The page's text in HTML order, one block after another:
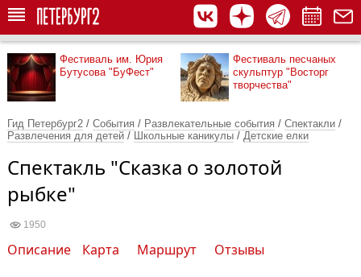
Фестиваль им. Юрия
Бутусова "БуФест"
Фестиваль песчаных
скульптур "Восторг
творчества"
Гид Петербург2 / События / Развлекательные события / Спектакли /
Развлечения для детей / Школьные каникулы / Детские елки
Спектакль "Сказка о золотой
рыбке"
1950
Описание Карта Маршрут Отзывы